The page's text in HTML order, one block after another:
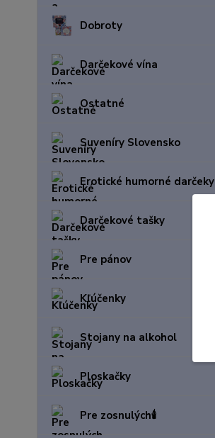
Dobroty
Darčekové vína
Ostatné
Suveníry Slovensko
Erotické humorné darčeky
Darčekové tašky
Pre pánov
Kľúčenky
Stojany na alkohol
Ploskačky
Pre zosnulých🕯️